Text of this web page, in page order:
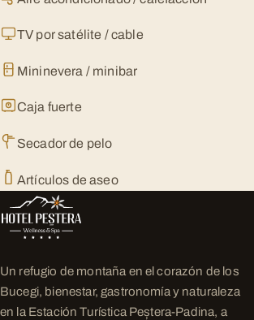
TV por satélite / cable
Mininevera / minibar
Caja fuerte
Secador de pelo
Artículos de aseo
Un refugio de montaña en el corazón de los
Bucegi, bienestar, gastronomía y naturaleza
en la Estación Turística Peștera-Padina, a